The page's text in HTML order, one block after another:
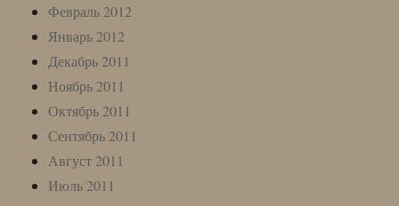
Февраль 2012
Январь 2012
Декабрь 2011
Ноябрь 2011
Октябрь 2011
Сентябрь 2011
Август 2011
Июль 2011